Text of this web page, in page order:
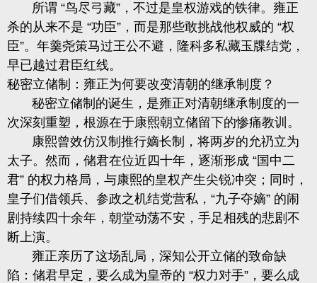
所谓 “鸟尽弓藏”，不过是皇权游戏的铁律。雍正
杀的从来不是 “功臣”，而是那些敢挑战他权威的 “权
臣”。年羹尧策马过王公不避，隆科多私藏玉牒结党，
早已越过君臣红线。
秘密立储制
：雍正为何要改变清朝的继承制度？
秘密立储制的诞生，是雍正对清朝继承制度的一
次深刻重塑，根源在于康熙朝立储留下的惨痛教训。
康熙曾效仿汉制推行嫡长制，将两岁的允礽立为
太子。然而，储君在位近四十年，逐渐形成 “国中二
君” 的权力格局，与康熙的皇权产生尖锐冲突；同时，
皇子们借领兵、参政之机结党营私，“九子夺嫡” 的闹
剧持续四十余年，朝堂动荡不安，手足相残的悲剧不
断上演。
雍正亲历了这场乱局，深知公开立储的致命缺
陷：储君早定，要么成为皇帝的 “权力对手”，要么成